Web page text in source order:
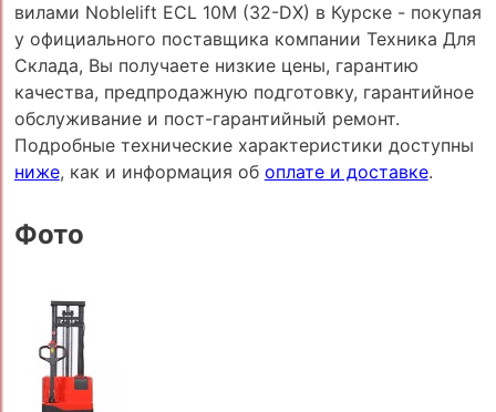
вилами Noblelift ECL 10M (32-DX) в Курске - покупая
у официального поставщика компании Техника Для
Склада, Вы получаете низкие цены, гарантию
качества, предпродажную подготовку, гарантийное
обслуживание и пост-гарантийный ремонт.
Подробные технические характеристики доступны
ниже, как и информация об оплате и доставке.
Фото